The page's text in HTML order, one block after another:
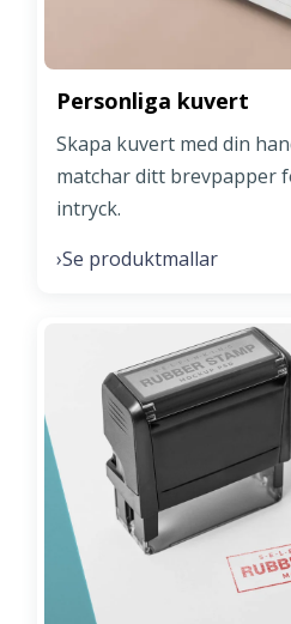
Personliga kuvert
Skapa kuvert med din
matchar ditt brevpapper
intryck.
›Se produktmallar